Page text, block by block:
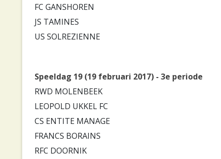
FC GANSHOREN
JS TAMINES
US SOLREZIENNE
Speeldag 19 (19 februari 2017) - 3e periode
RWD MOLENBEEK
LEOPOLD UKKEL FC
CS ENTITE MANAGE
FRANCS BORAINS
RFC DOORNIK